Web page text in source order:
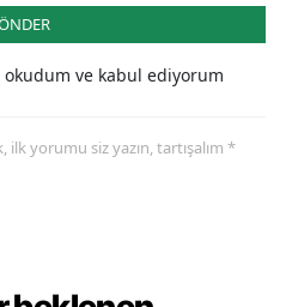
okudum ve kabul ediyorum
yorumu siz yazın, tartışalım *